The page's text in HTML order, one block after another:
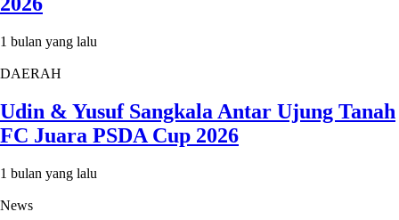
1 bulan yang lalu
DAERAH
Udin & Yusuf Sangkala Antar Ujung Tanah
FC Juara PSDA Cup 2026
1 bulan yang lalu
News